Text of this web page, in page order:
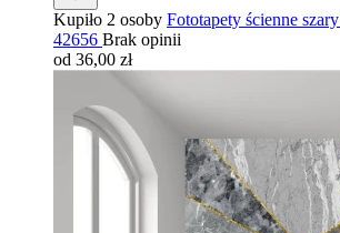
Kupiło 2 osoby Fototapety ścienne
42656 Brak opinii
od 36,00 zł